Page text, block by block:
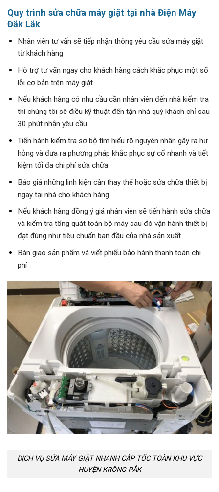
Quy trình sửa chữa máy giặt tại nhà Điện Máy
Đắk Lắk
Nhân viên tư vấn sẽ tiếp nhận thông yêu cầu sửa máy giặt
từ khách hàng
Hỗ trợ tư vấn ngay cho khách hàng cách khắc phục một số
lỗi cơ bản trên máy giặt
Nếu khách hàng có nhu cầu cần nhân viên đến nhà kiểm tra
thì chúng tôi sẽ điều kỹ thuật đến tận nhà quý khách chỉ sau
30 phút nhận yêu cầu
Tiến hành kiểm tra sơ bộ tìm hiểu rõ nguyên nhân gây ra hư
hỏng và đưa ra phương pháp khắc phục sự cố nhanh và tiết
kiệm tối đa chi phí sửa chữa
Báo giá những linh kiện cần thay thế hoặc sửa chữa thiết bị
ngay tại nhà cho khách hàng
Nếu khách hàng đồng ý giá nhân viên sẽ tiến hành sửa chữa
và kiểm tra tổng quát toàn bộ máy sau đó vận hành thiết bị
đạt đúng như tiêu chuẩn ban đầu của nhà sản xuất
Bàn giao sản phẩm và viết phiếu bảo hành thanh toán chi
phí
DỊCH VỤ SỬA MÁY GIẶT NHANH CẤP TỐC TOÀN KHU VỰC
HUYỆN KRÔNG PẮK